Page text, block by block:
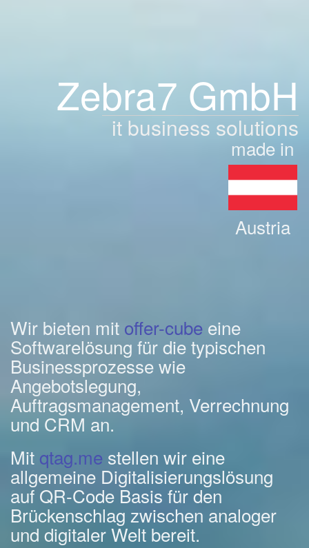
Zebra7 GmbH
it business solutions
made in
Austria
Wir bieten mit offer-cube eine
Softwarelösung für die typischen
Businessprozesse wie
Angebotslegung,
Auftragsmanagement, Verrechnung
und CRM an.
Mit qtag.me stellen wir eine
allgemeine Digitalisierungslösung
auf QR-Code Basis für den
Brückenschlag zwischen analoger
und digitaler Welt bereit.